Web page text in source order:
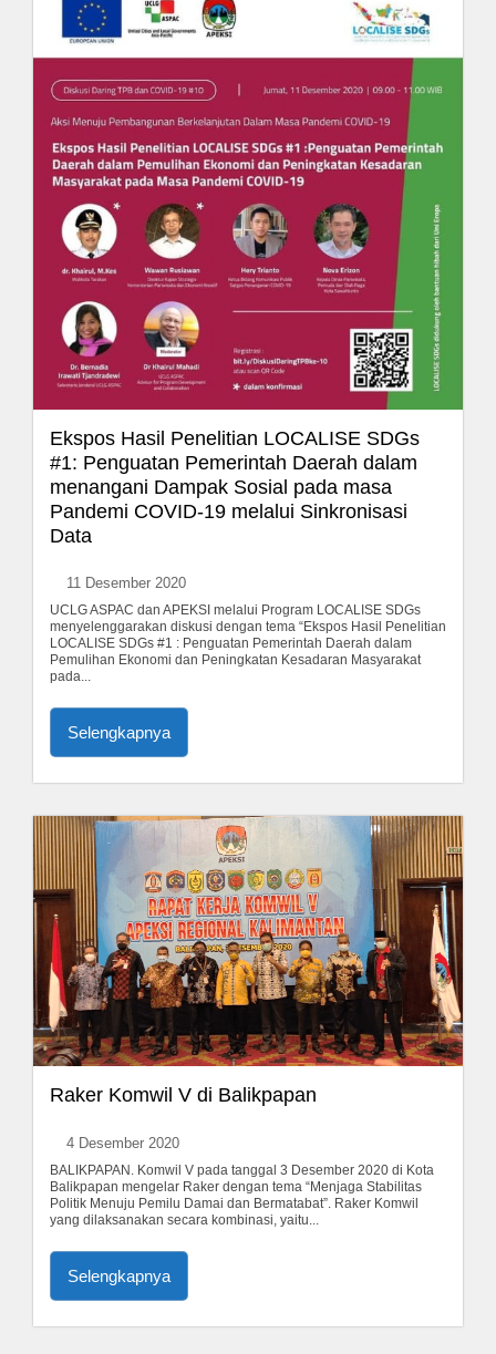
Ekspos Hasil Penelitian LOCALISE SDGs
#1: Penguatan Pemerintah Daerah dalam
menangani Dampak Sosial pada masa
Pandemi COVID-19 melalui Sinkronisasi
Data
11 Desember 2020
UCLG ASPAC dan APEKSI melalui Program LOCALISE SDGs
menyelenggarakan diskusi dengan tema “Ekspos Hasil Penelitian
LOCALISE SDGs #1 : Penguatan Pemerintah Daerah dalam
Pemulihan Ekonomi dan Peningkatan Kesadaran Masyarakat
pada...
Selengkapnya
Raker Komwil V di Balikpapan
4 Desember 2020
BALIKPAPAN. Komwil V pada tanggal 3 Desember 2020 di Kota
Balikpapan mengelar Raker dengan tema “Menjaga Stabilitas
Politik Menuju Pemilu Damai dan Bermatabat”. Raker Komwil
yang dilaksanakan secara kombinasi, yaitu...
Selengkapnya